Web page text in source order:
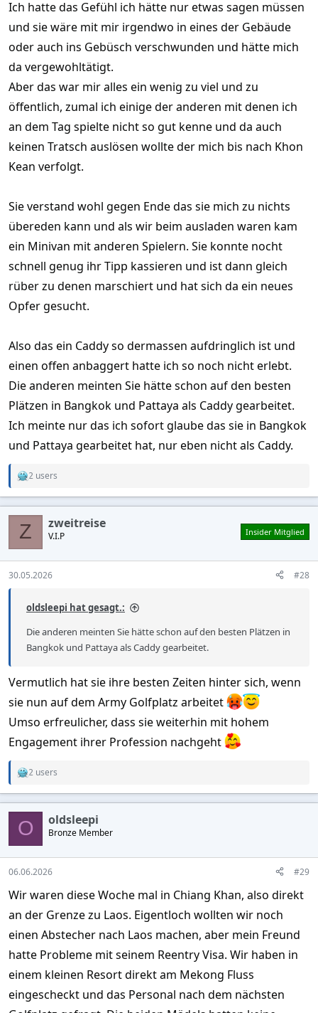
Ich hatte das Gefühl ich hätte nur etwas sagen müssen
und sie wäre mit mir irgendwo in eines der Gebäude
oder auch ins Gebüsch verschwunden und hätte mich
da vergewohltätigt.
Aber das war mir alles ein wenig zu viel und zu
öffentlich, zumal ich einige der anderen mit denen ich
an dem Tag spielte nicht so gut kenne und da auch
keinen Tratsch auslösen wollte der mich bis nach Khon
Kean verfolgt.
Sie verstand wohl gegen Ende das sie mich zu nichts
übereden kann und als wir beim ausladen waren kam
ein Minivan mit anderen Spielern. Sie konnte nocht
schnell genug ihr Tipp kassieren und ist dann gleich
rüber zu denen marschiert und hat sich da ein neues
Opfer gesucht.
Also das ein Caddy so dermassen aufdringlich ist und
einen offen anbaggert hatte ich so noch nicht erlebt.
Die anderen meinten Sie hätte schon auf den besten
Plätzen in Bangkok und Pattaya als Caddy gearbeitet.
Ich meinte nur das ich sofort glaube das sie in Bangkok
und Pattaya gearbeitet hat, nur eben nicht als Caddy.
R
a
c
o
n
s
:
2 users
Z zweitreise
V.I.P Insider Mitglied
30.05.2026 #28
oldsleepi hat gesagt.:
Die anderen meinten Sie hätte schon auf den besten Plätzen in
Bangkok und Pattaya als Caddy gearbeitet.
Vermutlich hat sie ihre besten Zeiten hinter sich, wenn
sie nun auf dem Army Golfplatz arbeitet
Umso erfreulicher, dass sie weiterhin mit hohem
Engagement ihrer Profession nachgeht
R
a
c
o
n
s
:
2 users
O oldsleepi
Bronze Member
06.06.2026 #29
Wir waren diese Woche mal in Chiang Khan, also direkt
an der Grenze zu Laos. Eigentloch wollten wir noch
einen Abstecher nach Laos machen, aber mein Freund
hatte Probleme mit seinem Reentry Visa. Wir haben in
einem kleinen Resort direkt am Mekong Fluss
eingescheckt und das Personal nach dem nächsten